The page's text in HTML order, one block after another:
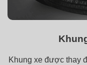
Khung xe được thay